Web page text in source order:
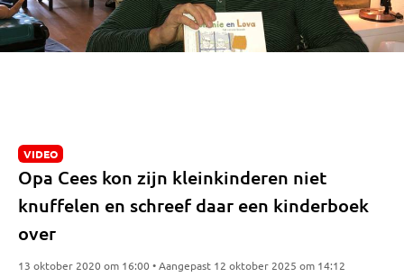
VIDEO
Opa Cees kon zijn kleinkinderen niet
knuffelen en schreef daar een kinderboek
over
13 oktober 2020 om 16:00 • Aangepast 12 oktober 2025 om 14:12